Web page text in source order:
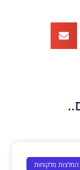
המלצות מלקוחות